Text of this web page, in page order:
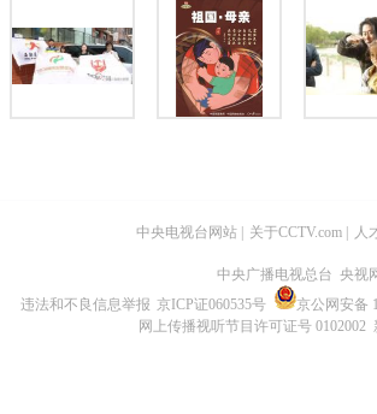
中央电视台网站 关于CCTV.com 人
中央广播电视总台 央视
违法和不良信息举报 京ICP证060535号
京公网安备
网上传播视听节目许可证号 0102002